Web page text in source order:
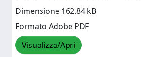
Dimensione 162.84 kB
Formato Adobe PDF
Visualizza/Apri